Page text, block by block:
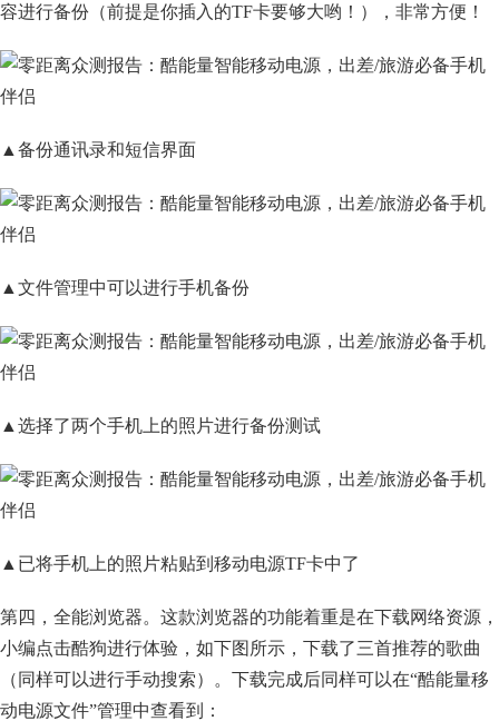
容进行备份（前提是你插入的TF卡要够大哟！），非常方便！
▲备份通讯录和短信界面
▲文件管理中可以进行手机备份
▲选择了两个手机上的照片进行备份测试
▲已将手机上的照片粘贴到移动电源TF卡中了
第四，全能浏览器。这款浏览器的功能着重是在下载网络资源，
小编点击酷狗进行体验，如下图所示，下载了三首推荐的歌曲
（同样可以进行手动搜索）。下载完成后同样可以在“酷能量移
动电源文件”管理中查看到：